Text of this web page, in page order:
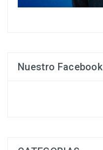
Nuestro Facebook